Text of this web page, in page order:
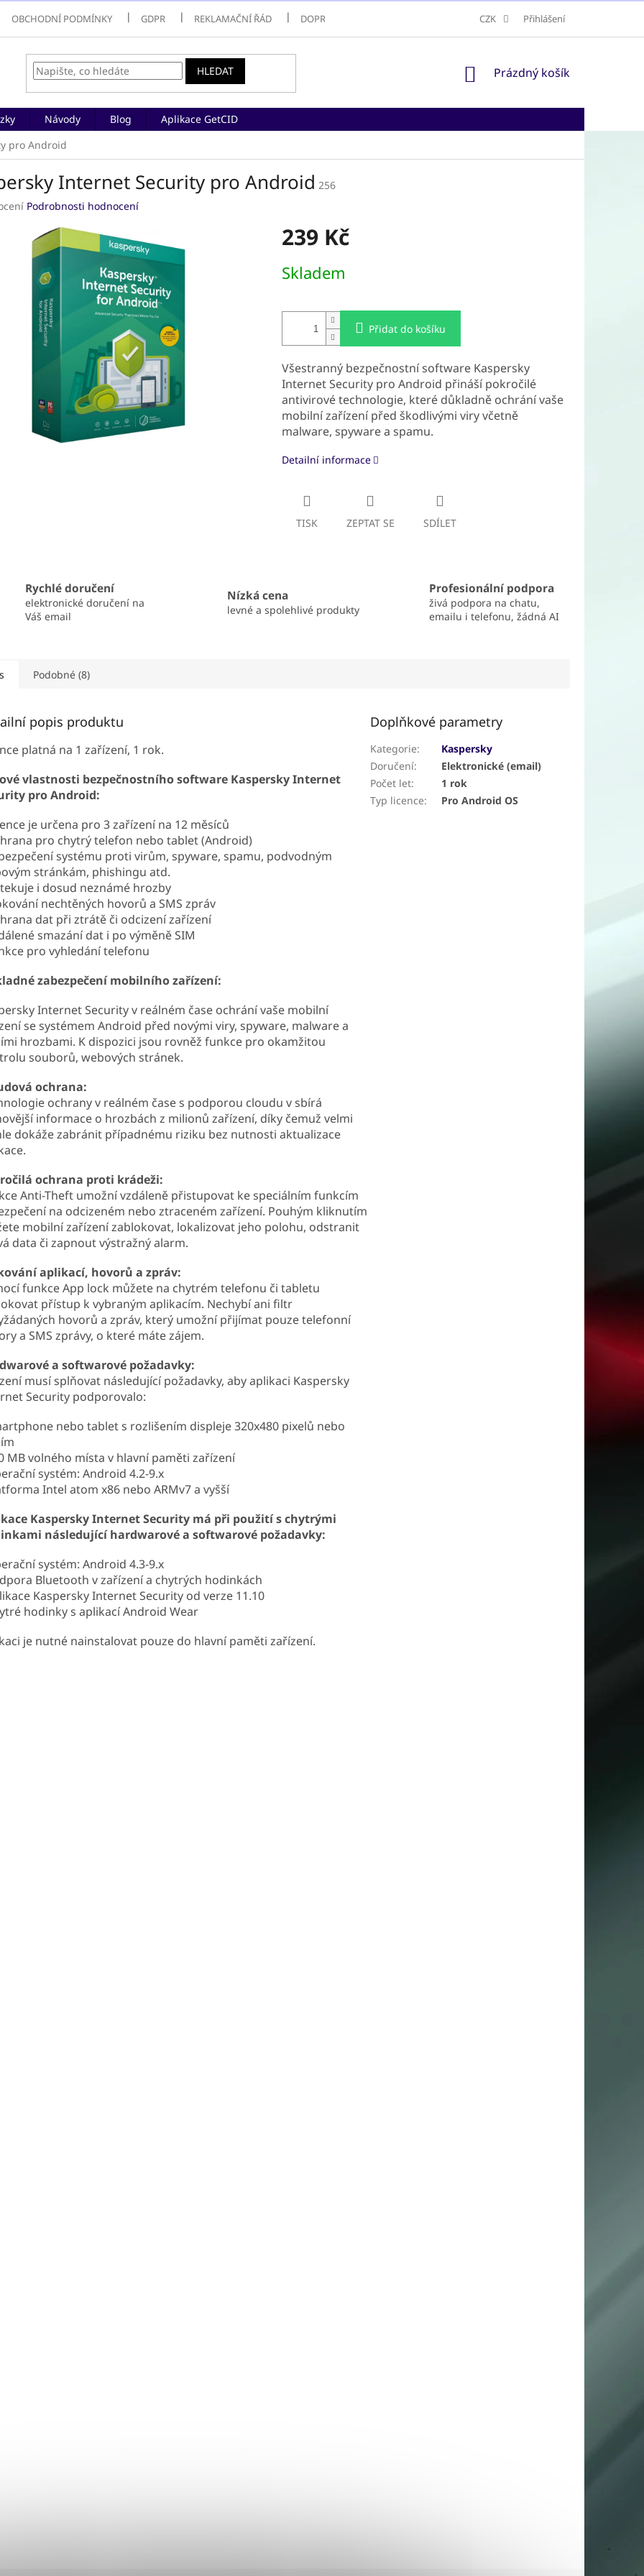
OBCHODNÍ PODMÍNKY GDPR REKLAMAČNÍ ŘÁD DOPRAVA A DORUČENÍ ODSTOUPENÍ OD SMLOUVY
CZK Přihlášení
HLEDAT
NÁKUPNÍ
Prázdný košík
Návody Blog
Aplikace GetCID
pro Android
Internet Security pro Android 256
Podrobnosti hodnocení
239 Kč
cena:
Skladem
Přidat do košíku
Všestranný bezpečnostní software Kaspersky
Internet Security pro Android přináší pokročilé
antivirové technologie, které důkladně ochrání vaše
mobilní zařízení před škodlivými viry včetně
malware, spyware a spamu.
Detailní informace
TISK ZEPTAT SE SDÍLET
Rychlé doručení
elektronické doručení na
Váš email
Nízká cena
levné a spolehlivé produkty
Profesionální podpora
živá podpora na chatu,
emailu i telefonu, žádná AI
Podobné (8)
popis produktu
platná na 1 zařízení, 1 rok.
vlastnosti bezpečnostního software Kaspersky Internet
pro Android:
je určena pro 3 zařízení na 12 měsíců
pro chytrý telefon nebo tablet (Android)
systému proti virům, spyware, spamu, podvodným
stránkám, phishingu atd.
i dosud neznámé hrozby
nechtěných hovorů a SMS zpráv
dat při ztrátě či odcizení zařízení
smazání dat i po výměně SIM
pro vyhledání telefonu
zabezpečení mobilního zařízení:
Internet Security v reálném čase ochrání vaše mobilní
se systémem Android před novými viry, spyware, malware a
hrozbami. K dispozici jsou rovněž funkce pro okamžitou
souborů, webových stránek.
ochrana:
ochrany v reálném čase s podporou cloudu v sbírá
informace o hrozbách z milionů zařízení, díky čemuž velmi
dokáže zabránit případnému riziku bez nutnosti aktualizace
ochrana proti krádeži:
Anti-Theft umožní vzdáleně přistupovat ke speciálním funkcím
na odcizeném nebo ztraceném zařízení. Pouhým kliknutím
mobilní zařízení zablokovat, lokalizovat jeho polohu, odstranit
data či zapnout výstražný alarm.
aplikací, hovorů a zpráv:
funkce App lock můžete na chytrém telefonu či tabletu
přístup k vybraným aplikacím. Nechybí ani filtr
hovorů a zpráv, který umožní přijímat pouze telefonní
a SMS zprávy, o které máte zájem.
a softwarové požadavky:
musí splňovat následující požadavky, aby aplikaci Kaspersky
Security podporovalo:
nebo tablet s rozlišením displeje 320x480 pixelů nebo
MB volného místa v hlavní paměti zařízení
systém: Android 4.2-9.x
Intel atom x86 nebo ARMv7 a vyšší
Kaspersky Internet Security má při použití s chytrými
následující hardwarové a softwarové požadavky:
systém: Android 4.3-9.x
Bluetooth v zařízení a chytrých hodinkách
Kaspersky Internet Security od verze 11.10
hodinky s aplikací Android Wear
je nutné nainstalovat pouze do hlavní paměti zařízení.
Doplňkové parametry
Kategorie:
Kaspersky
Doručení:
Elektronické (email)
Počet let:
1 rok
Typ licence: Pro Android OS